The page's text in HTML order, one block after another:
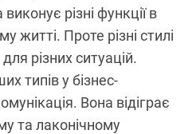
різні функції в
житті. Проте різні стилі
різних ситуацій.
типів у бізнес-
Вона відіграє
та лаконічному